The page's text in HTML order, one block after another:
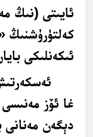
ئايىتى (نىڭ
كەلتۈرۈشنىڭ
ئىكەنلىكى
غا ئۆز
دېگەن